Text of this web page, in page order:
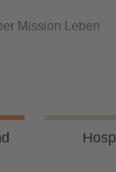
Mission Leben